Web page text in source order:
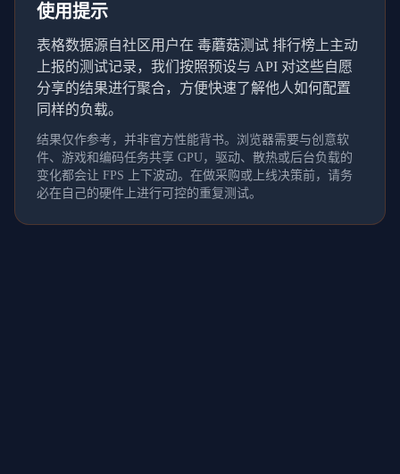
使用提示
表格数据源自社区用户在 毒蘑菇测试 排行榜上主动
上报的测试记录，我们按照预设与 API 对这些自愿
分享的结果进行聚合，方便快速了解他人如何配置
同样的负载。
结果仅作参考，并非官方性能背书。浏览器需要与创意软
件、游戏和编码任务共享 GPU，驱动、散热或后台负载的
变化都会让 FPS 上下波动。在做采购或上线决策前，请务
必在自己的硬件上进行可控的重复测试。